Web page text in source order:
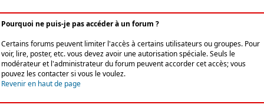
Pourquoi ne puis-je pas accéder à un forum ?
Certains forums peuvent limiter l'accès à certains utilisateurs ou groupes. Pour
voir, lire, poster, etc. vous devez avoir une autorisation spéciale. Seuls le
modérateur et l'administrateur du forum peuvent accorder cet accès; vous
pouvez les contacter si vous le voulez.
Revenir en haut de page